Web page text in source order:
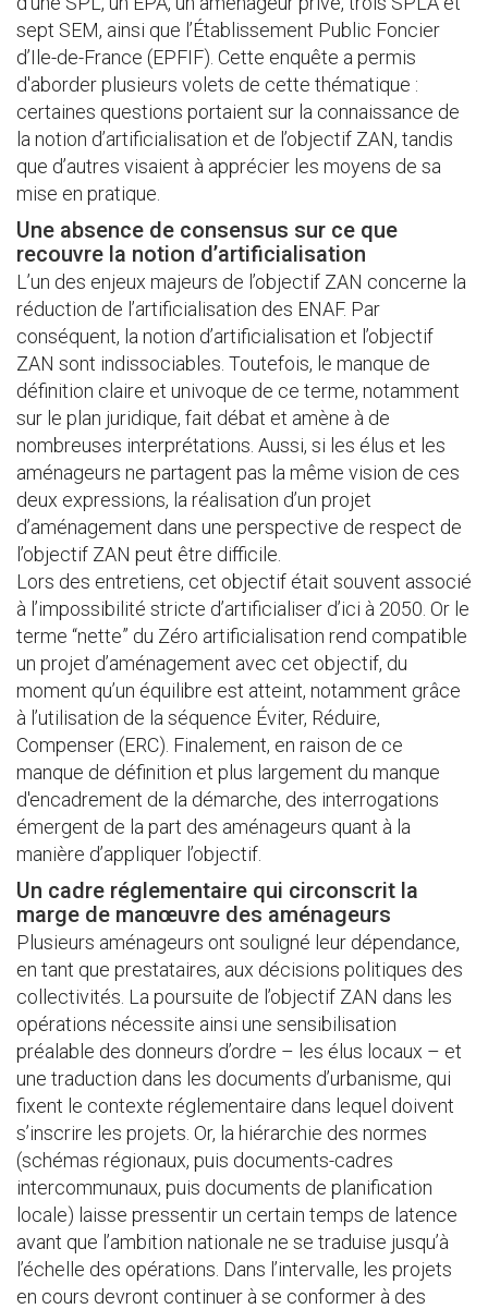
sept SEM, ainsi que l’Établissement Public Foncier
d’Ile-de-France (EPFIF). Cette enquête a permis
d'aborder plusieurs volets de cette thématique :
certaines questions portaient sur la connaissance de
la notion d’artificialisation et de l’objectif ZAN, tandis
que d’autres visaient à apprécier les moyens de sa
mise en pratique.
Une absence de consensus sur ce que
recouvre la notion d’artificialisation
L’un des enjeux majeurs de l’objectif ZAN concerne la
réduction de l’artificialisation des ENAF. Par
conséquent, la notion d’artificialisation et l’objectif
ZAN sont indissociables. Toutefois, le manque de
définition claire et univoque de ce terme, notamment
sur le plan juridique, fait débat et amène à de
nombreuses interprétations. Aussi, si les élus et les
aménageurs ne partagent pas la même vision de ces
deux expressions, la réalisation d’un projet
d’aménagement dans une perspective de respect de
l’objectif ZAN peut être difficile.
Lors des entretiens, cet objectif était souvent associé
à l’impossibilité stricte d’artificialiser d’ici à 2050. Or le
terme “nette” du Zéro artificialisation rend compatible
un projet d’aménagement avec cet objectif, du
moment qu’un équilibre est atteint, notamment grâce
à l’utilisation de la séquence Éviter, Réduire,
Compenser (ERC). Finalement, en raison de ce
manque de définition et plus largement du manque
d'encadrement de la démarche, des interrogations
émergent de la part des aménageurs quant à la
manière d’appliquer l’objectif.
Un cadre réglementaire qui circonscrit la
marge de manœuvre des aménageurs
Plusieurs aménageurs ont souligné leur dépendance,
en tant que prestataires, aux décisions politiques des
collectivités. La poursuite de l’objectif ZAN dans les
opérations nécessite ainsi une sensibilisation
préalable des donneurs d’ordre – les élus locaux – et
une traduction dans les documents d’urbanisme, qui
fixent le contexte réglementaire dans lequel doivent
s’inscrire les projets. Or, la hiérarchie des normes
(schémas régionaux, puis documents-cadres
intercommunaux, puis documents de planification
locale) laisse pressentir un certain temps de latence
avant que l’ambition nationale ne se traduise jusqu’à
l’échelle des opérations. Dans l’intervalle, les projets
en cours devront continuer à se conformer à des